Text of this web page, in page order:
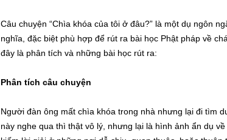
Câu chuyện “Chìa khóa của tôi ở đâu?” là một dụ ngôn
nghĩa, đặc biệt phù hợp để rút ra bài học Phật pháp về
đây là phân tích và những bài học rút ra:
Phân tích câu chuyện
Người đàn ông mất chìa khóa trong nhà nhưng lại đi tìm
này nghe qua thì thật vô lý, nhưng lại là hình ảnh ẩn dụ